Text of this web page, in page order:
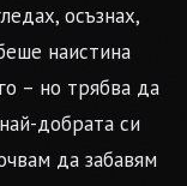
осъзнах,
наистина
– но трябва да
добрата си
да забавям